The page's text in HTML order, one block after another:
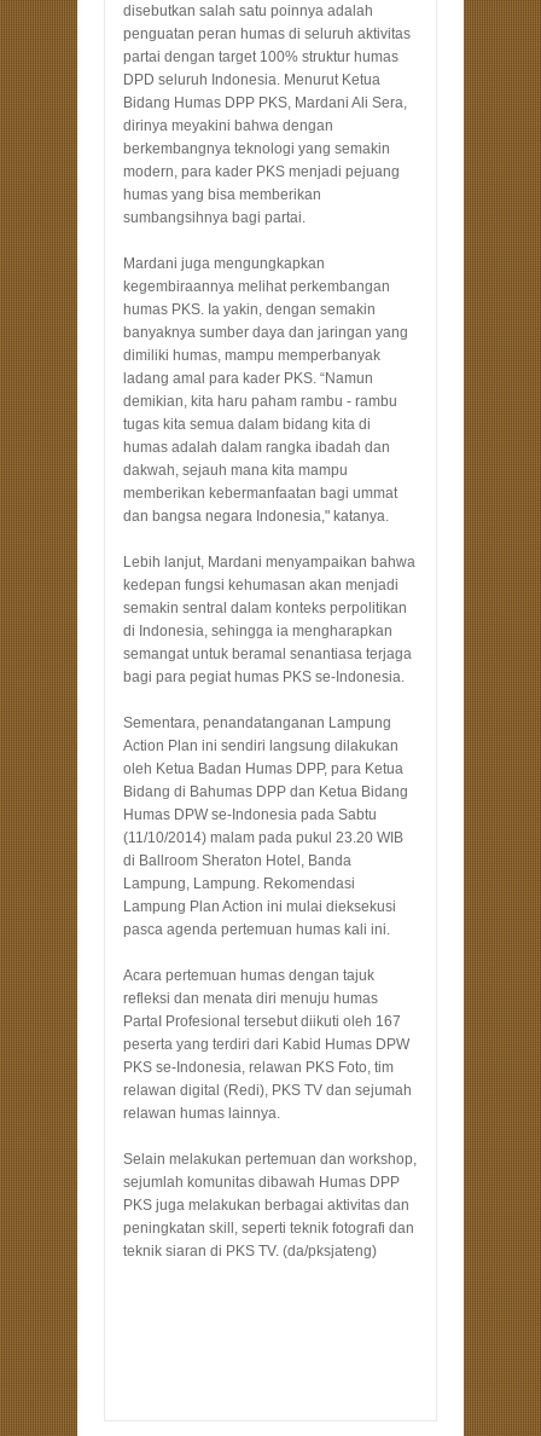
disebutkan salah satu poinnya adalah
penguatan peran humas di seluruh aktivitas
partai dengan target 100% struktur humas
DPD seluruh Indonesia. Menurut Ketua
Bidang Humas DPP PKS, Mardani Ali Sera,
dirinya meyakini bahwa dengan
berkembangnya teknologi yang semakin
modern, para kader PKS menjadi pejuang
humas yang bisa memberikan
sumbangsihnya bagi partai.
Mardani juga mengungkapkan
kegembiraannya melihat perkembangan
humas PKS. Ia yakin, dengan semakin
banyaknya sumber daya dan jaringan yang
dimiliki humas, mampu memperbanyak
ladang amal para kader PKS. “Namun
demikian, kita haru paham rambu - rambu
tugas kita semua dalam bidang kita di
humas adalah dalam rangka ibadah dan
dakwah, sejauh mana kita mampu
memberikan kebermanfaatan bagi ummat
dan bangsa negara Indonesia," katanya.
Lebih lanjut, Mardani menyampaikan bahwa
kedepan fungsi kehumasan akan menjadi
semakin sentral dalam konteks perpolitikan
di Indonesia, sehingga ia mengharapkan
semangat untuk beramal senantiasa terjaga
bagi para pegiat humas PKS se-Indonesia.
Sementara, penandatanganan Lampung
Action Plan ini sendiri langsung dilakukan
oleh Ketua Badan Humas DPP, para Ketua
Bidang di Bahumas DPP dan Ketua Bidang
Humas DPW se-Indonesia pada Sabtu
(11/10/2014) malam pada pukul 23.20 WIB
di Ballroom Sheraton Hotel, Banda
Lampung, Lampung. Rekomendasi
Lampung Plan Action ini mulai dieksekusi
pasca agenda pertemuan humas kali ini.
Acara pertemuan humas dengan tajuk
refleksi dan menata diri menuju humas
PartaI Profesional tersebut diikuti oleh 167
peserta yang terdiri dari Kabid Humas DPW
PKS se-Indonesia, relawan PKS Foto, tim
relawan digital (Redi), PKS TV dan sejumah
relawan humas lainnya.
Selain melakukan pertemuan dan workshop,
sejumlah komunitas dibawah Humas DPP
PKS juga melakukan berbagai aktivitas dan
peningkatan skill, seperti teknik fotografi dan
teknik siaran di PKS TV. (da/pksjateng)